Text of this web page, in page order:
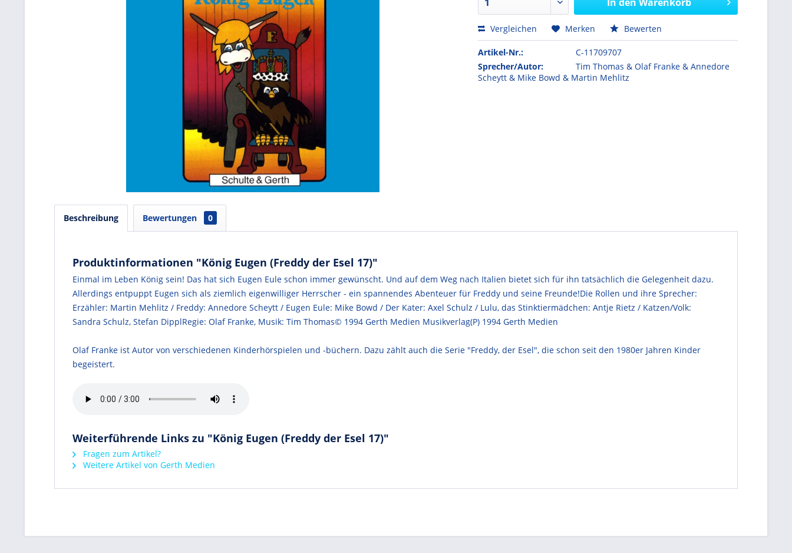
Vergleichen Merken Bewerten
Artikel-Nr.:
C-11709707
Sprecher/Autor:
Tim Thomas & Olaf Franke & Annedore
Scheytt & Mike Bowd & Martin Mehlitz
Beschreibung Bewertungen 0
Produktinformationen "König Eugen (Freddy der Esel 17)"
Einmal im Leben König sein! Das hat sich Eugen Eule schon immer gewünscht. Und auf dem Weg nach Italien bietet sich für ihn tatsächlich die Gelegenheit dazu.
Allerdings entpuppt Eugen sich als ziemlich eigenwilliger Herrscher - ein spannendes Abenteuer für Freddy und seine Freunde!Die Rollen und ihre Sprecher:
Erzähler: Martin Mehlitz / Freddy: Annedore Scheytt / Eugen Eule: Mike Bowd / Der Kater: Axel Schulz / Lulu, das Stinktiermädchen: Antje Rietz / Katzen/Volk:
Sandra Schulz, Stefan DipplRegie: Olaf Franke, Musik: Tim Thomas© 1994 Gerth Medien Musikverlag(P) 1994 Gerth Medien
Olaf Franke ist Autor von verschiedenen Kinderhörspielen und -büchern. Dazu zählt auch die Serie "Freddy, der Esel", die schon seit den 1980er Jahren Kinder
begeistert.
Weiterführende Links zu "König Eugen (Freddy der Esel 17)"
Fragen zum Artikel?
Weitere Artikel von Gerth Medien